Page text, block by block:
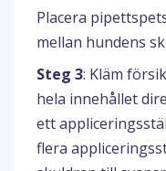
Placera
mellan hundens
Steg 3: Kläm
hela innehållet
ett
flera